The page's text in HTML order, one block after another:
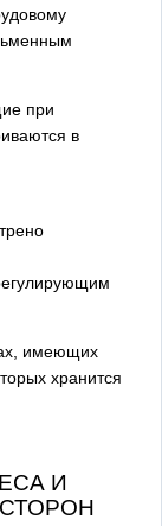
при
в
имеющих
хранится
И